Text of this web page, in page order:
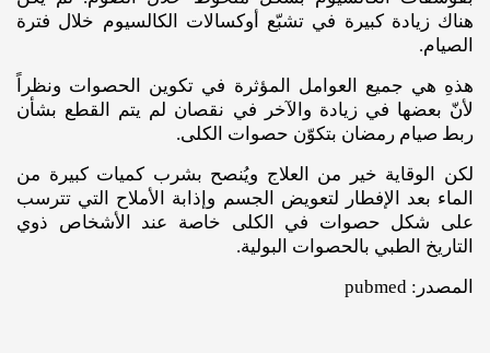
هناك زيادة كبيرة في تشبّع أوكسالات الكالسيوم خلال فترة
الصيام.
هذهِ هي جميع العوامل المؤثرة في تكوين الحصوات ونظراً
لأنّ بعضها في زيادة والآخر في نقصان لم يتم القطع بشأن
ربط صيام رمضان بتكوّن حصوات الكلى.
لكن الوقاية خير من العلاج ويُنصح بشرب كميات كبيرة من
الماء بعد الإفطار لتعويض الجسم وإذابة الأملاح التي تترسب
على شكل حصوات في الكلى خاصة عند الأشخاص ذوي
التاريخ الطبي بالحصوات البولية.
المصدر: pubmed